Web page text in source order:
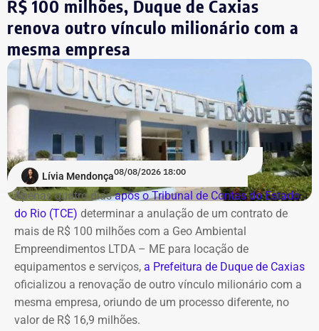
A estatal afirma que a adoção de medidas mais rígidas
de governança levou à implementação de ações voltadas
ao combate de práticas consideradas lesivas aos
interesses da companhia. Segundo o documento, esse
cenário expõe os diretores a potenciais represálias,
tornando necessária a utilização de veículos blindados.
A contratação ocorre em meio ao endurecimento das
ações de compliance da companhia, que recentemente
reforçou auditorias internas em parceria com o GSI e a
Casa Civil.
A empresa também destaca que não possui SUVs
blindados em sua frota própria, razão pela qual optou
pela locação dos veículos por meio de adesão à ata do
GSI.
Os veículos serão destinados exclusivamente aos
R$ 100 milhões, Duque de Caxias
renova outro vínculo milionário com a
mesma empresa
Lívia Mendonça08/08/2026 18:00
Apenas quatro diasapós o Tribunal de Contas do Estado
do Rio (TCE) determinar a anulação de um contrato de
mais de R$ 100 milhões com a Geo Ambiental
Empreendimentos LTDA – ME para locação de
equipamentos e serviços, a Prefeitura de Duque de Caxias
oficializou a renovação de outro vínculo milionário com a
mesma empresa, oriundo de um processo diferente, no
valor de R$ 16,9 milhões.